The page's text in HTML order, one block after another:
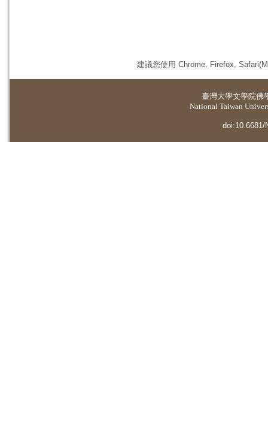
建議您使用 Chrome, Firefox,
臺灣大學文學院佛
National Taiwan
doi:10.6681/